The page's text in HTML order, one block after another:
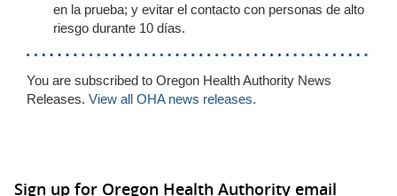
en la prueba; y evitar el contacto con personas de alto
riesgo durante 10 días.
You are subscribed to Oregon Health Authority News
Releases. View all OHA news releases.
Sign up for Oregon Health Authority email